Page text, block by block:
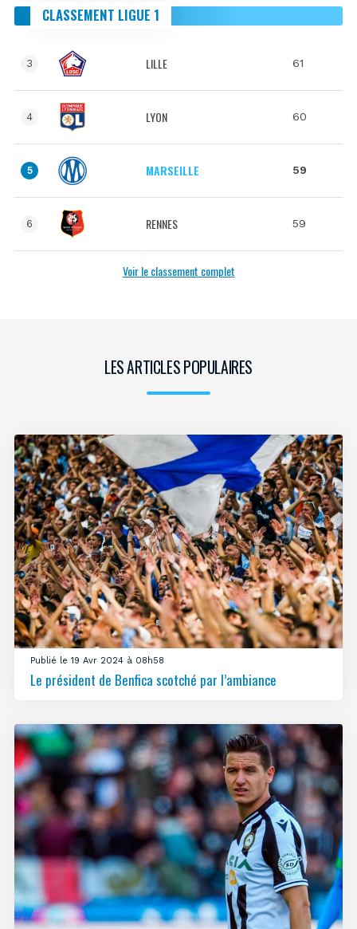
CLASSEMENT LIGUE 1
3 LILLE 61
4 LYON 60
5 MARSEILLE 59
6 RENNES 59
Voir le classement complet
LES ARTICLES POPULAIRES
Publié le 19 Avr 2024 à 08h58
Le président de Benfica scotché par l’ambiance